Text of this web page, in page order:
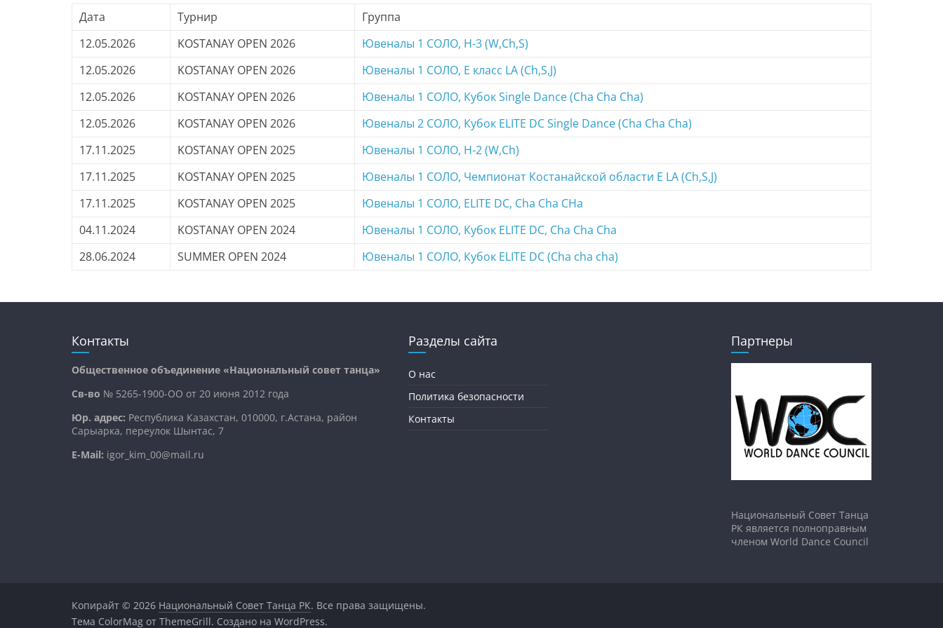
Дата Турнир
Группа
12.05.2026
KOSTANAY OPEN 2026
Ювеналы 1 СОЛО, H-3 (W,Ch,S)
12.05.2026
KOSTANAY OPEN 2026
Ювеналы 1 СОЛО, E класс LA (Ch,S,J)
12.05.2026
KOSTANAY OPEN 2026
Ювеналы 1 СОЛО, Кубок Single Dance (Cha Cha Cha)
12.05.2026
KOSTANAY OPEN 2026
Ювеналы 2 СОЛО, Кубок ELITE DC Single Dance (Cha Cha Cha)
17.11.2025
KOSTANAY OPEN 2025
Ювеналы 1 СОЛО, H-2 (W,Ch)
17.11.2025
KOSTANAY OPEN 2025
Ювеналы 1 СОЛО, Чемпионат Костанайской области E LA (Ch,S,J)
17.11.2025
KOSTANAY OPEN 2025
Ювеналы 1 СОЛО, ELITE DC, Cha Cha CHa
04.11.2024
KOSTANAY OPEN 2024
Ювеналы 1 СОЛО, Кубок ELITE DC, Cha Cha Cha
28.06.2024
SUMMER OPEN 2024 Ювеналы 1 СОЛО, Кубок ELITE DC (Cha cha cha)
Контакты
Общественное объединение «Национальный совет танца»
Св-во № 5265-1900-ОО от 20 июня 2012 года
Юр. адрес: Республика Казахстан, 010000, г.Астана, район
Сарыарка, переулок Шынтас, 7
E-Mail: igor_kim_00@mail.ru
Разделы сайта
О нас
Политика безопасности
Контакты
Партнеры
Национальный Совет Танца
РК является полноправным
членом World Dance Council
Копирайт © 2026 Национальный Совет Танца РК. Все права защищены.
Тема ColorMag от ThemeGrill. Создано на WordPress.